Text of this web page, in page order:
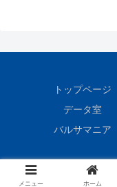
トップページ
データ室
バルサマニア
メニュー ホーム